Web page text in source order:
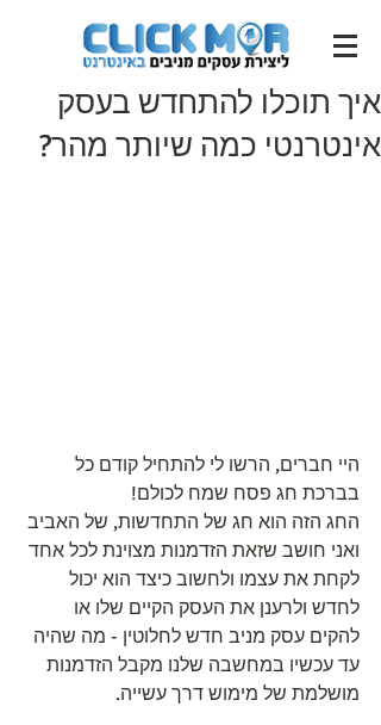
איך תוכלו להתחדש בעסק
אינטרנטי כמה שיותר מהר?
היי חברים, הרשו לי להתחיל קודם כל
בברכת חג פסח שמח לכולם!
החג הזה הוא חג של התחדשות, של האביב
ואני חושב שזאת הזדמנות מצוינת לכל אחד
לקחת את עצמו ולחשוב כיצד הוא יכול
לחדש ולרענן את העסק הקיים שלו או
להקים עסק מניב חדש לחלוטין - מה שהיה
עד עכשיו במחשבה שלנו מקבל הזדמנות
מושלמת של מימוש דרך עשייה.